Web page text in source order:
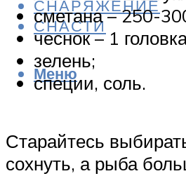
СНАРЯЖЕНИЕ
СНАСТИ
Меню
сметана – 250-
чеснок – 1
зелень;
специи, соль.
Старайтесь
сохнуть, а рыба